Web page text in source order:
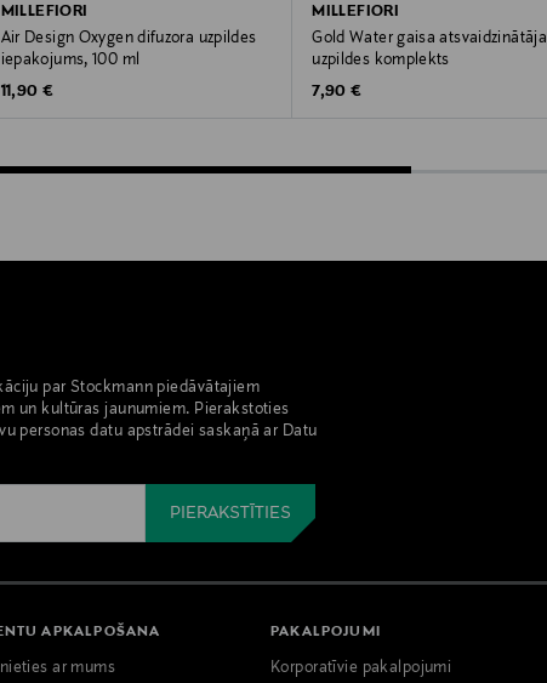
MILLEFIORI
Air Design Oxygen difuzora uzpildes
iepakojums, 100 ml
Original Price
11,90 €
MILLEFIORI
Gold Water gaisa atsvaidzinātāja
uzpildes komplekts
Original Price
7,90 €
par Stockmann piedāvātajiem
un kultūras jaunumiem. Pierakstoties
personas datu apstrādei saskaņā ar Datu
APKALPOŠANA
ar mums
PAKALPOJUMI
Korporatīvie pakalpojumi